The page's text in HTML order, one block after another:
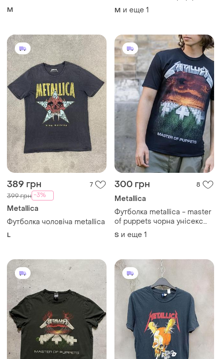
me» — размер m
M
metal винтажная футболка
мерч металлов рок металл
M и еще 1
389 грн 7
399 грн -3%
Metallica
Футболка чоловіча metallica
L
300 грн 8
Metallica
Футболка metallica - master
of puppets чорна унісекс
розмір s-m
S и еще 1